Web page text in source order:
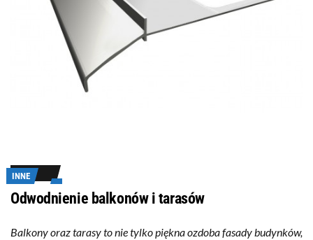
INNE
Odwodnienie balkonów i tarasów
Balkony oraz tarasy to nie tylko piękna ozdoba fasady budynków,